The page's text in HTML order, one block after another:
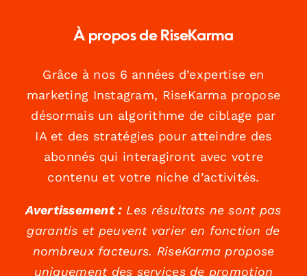
À propos de RiseKarma
Grâce à nos 6 années d’expertise en
marketing Instagram, RiseKarma propose
désormais un algorithme de ciblage par
IA et des stratégies pour atteindre des
abonnés qui interagiront avec votre
contenu et votre niche d’activités.
Avertissement :Les résultats ne sont pas
garantis et peuvent varier en fonction de
nombreux facteurs. RiseKarma propose
uniquement des services de promotion